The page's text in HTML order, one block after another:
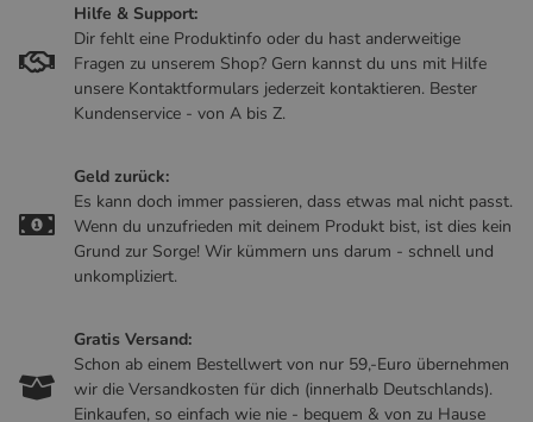
Hilfe & Support:
Dir fehlt eine Produktinfo oder du hast anderweitige
Fragen zu unserem Shop? Gern kannst du uns mit Hilfe
unsere Kontaktformulars jederzeit kontaktieren. Bester
Kundenservice - von A bis Z.
Geld zurück:
Es kann doch immer passieren, dass etwas mal nicht passt.
Wenn du unzufrieden mit deinem Produkt bist, ist dies kein
Grund zur Sorge! Wir kümmern uns darum - schnell und
unkompliziert.
Gratis Versand:
Schon ab einem Bestellwert von nur 59,-Euro übernehmen
wir die Versandkosten für dich (innerhalb Deutschlands).
Einkaufen, so einfach wie nie - bequem & von zu Hause